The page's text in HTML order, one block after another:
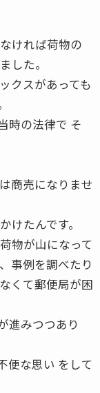
ければ荷物の
した。
クスがあっても
時の法律で そ
商売になりませ
けたんです。
物が山になって
事例を調べたり
くて郵便局が困
進みつつあり
便な思い をして